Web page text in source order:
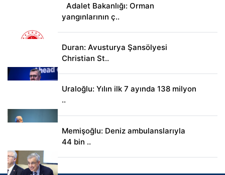
Adalet Bakanlığı: Orman
yangınlarının ç..
Duran: Avusturya Şansölyesi
Christian St..
Uraloğlu: Yılın ilk 7 ayında 138 milyon
..
Memişoğlu: Deniz ambulanslarıyla
44 bin ..